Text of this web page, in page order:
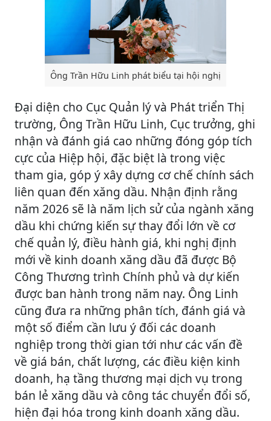
Ông Trần Hữu Linh phát biểu tại hội nghị
Đại diện cho Cục Quản lý và Phát triển Thị
trường, Ông Trần Hữu Linh, Cục trưởng, ghi
nhận và đánh giá cao những đóng góp tích
cực của Hiệp hội, đặc biệt là trong việc
tham gia, góp ý xây dựng cơ chế chính sách
liên quan đến xăng dầu. Nhận định rằng
năm 2026 sẽ là năm lịch sử của ngành xăng
dầu khi chứng kiến sự thay đổi lớn về cơ
chế quản lý, điều hành giá, khi nghị định
mới về kinh doanh xăng dầu đã được Bộ
Công Thương trình Chính phủ và dự kiến
được ban hành trong năm nay. Ông Linh
cũng đưa ra những phân tích, đánh giá và
một số điểm cần lưu ý đối các doanh
nghiệp trong thời gian tới như các vấn đề
về giá bán, chất lượng, các điều kiện kinh
doanh, hạ tầng thương mại dịch vụ trong
bán lẻ xăng dầu và công tác chuyển đổi số,
hiện đại hóa trong kinh doanh xăng dầu.